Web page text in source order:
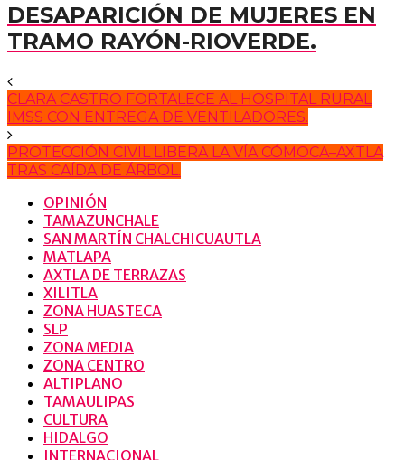
DESAPARICIÓN DE MUJERES EN
TRAMO RAYÓN-RIOVERDE.
CLARA CASTRO FORTALECE AL HOSPITAL RURAL
IMSS CON ENTREGA DE VENTILADORES.
PROTECCIÓN CIVIL LIBERA LA VÍA CÓMOCA–AXTLA
TRAS CAÍDA DE ÁRBOL.
OPINIÓN
TAMAZUNCHALE
SAN MARTÍN CHALCHICUAUTLA
MATLAPA
AXTLA DE TERRAZAS
XILITLA
ZONA HUASTECA
SLP
ZONA MEDIA
ZONA CENTRO
ALTIPLANO
TAMAULIPAS
CULTURA
HIDALGO
INTERNACIONAL